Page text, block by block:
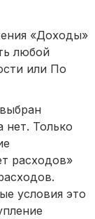
«Доходы»
любой
или По
Только
расходов»
условия это